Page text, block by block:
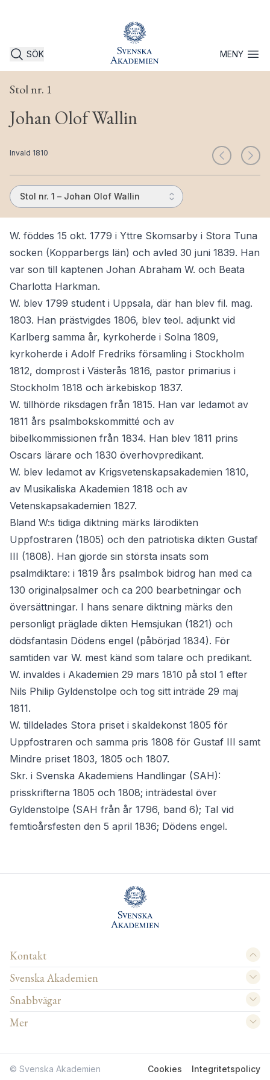
SÖK MENYÖppna
Stol nr. 1
Johan Olof Wallin
Invald 1810
Stol nr. 1 – Johan Olof Wallin
W. föddes 15 okt. 1779 i Yttre Skomsarby i Stora Tuna
socken (Kopparbergs län) och avled 30 juni 1839. Han
var son till kaptenen Johan Abraham W. och Beata
Charlotta Harkman.
W. blev 1799 student i Uppsala, där han blev fil. mag.
1803. Han prästvigdes 1806, blev teol. adjunkt vid
Karlberg samma år, kyrkoherde i Solna 1809,
kyrkoherde i Adolf Fredriks församling i Stockholm
1812, domprost i Västerås 1816, pastor primarius i
Stockholm 1818 och ärkebiskop 1837.
W. tillhörde riksdagen från 1815. Han var ledamot av
1811 års psalmbokskommitté och av
bibelkommissionen från 1834. Han blev 1811 prins
Oscars lärare och 1830 överhovpredikant.
W. blev ledamot av Krigsvetenskapsakademien 1810,
av Musikaliska Akademien 1818 och av
Vetenskapsakademien 1827.
Bland W:s tidiga diktning märks lärodikten
Uppfostraren (1805) och den patriotiska dikten Gustaf
III (1808). Han gjorde sin största insats som
psalmdiktare: i 1819 års psalmbok bidrog han med ca
130 originalpsalmer och ca 200 bearbetningar och
översättningar. I hans senare diktning märks den
personligt präglade dikten Hemsjukan (1821) och
dödsfantasin Dödens engel (påbörjad 1834). För
samtiden var W. mest känd som talare och predikant.
W. invaldes i Akademien 29 mars 1810 på stol 1 efter
Nils Philip Gyldenstolpe och tog sitt inträde 29 maj
1811.
W. tilldelades Stora priset i skaldekonst 1805 för
Uppfostraren och samma pris 1808 för Gustaf III samt
Mindre priset 1803, 1805 och 1807.
Skr. i Svenska Akademiens Handlingar (SAH):
prisskrifterna 1805 och 1808; inträdestal över
Gyldenstolpe (SAH från år 1796, band 6); Tal vid
femtioårsfesten den 5 april 1836; Dödens engel.
Kontakt
Svenska Akademien
Snabbvägar
Mer
© Svenska Akademien Cookies Integritetspolicy